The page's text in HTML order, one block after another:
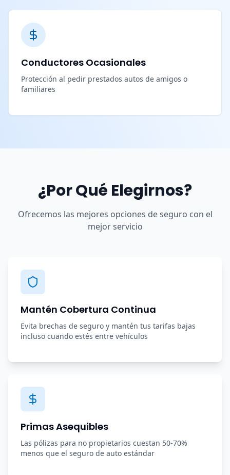
Conductores Ocasionales
Protección al pedir prestados autos de amigos o
familiares
¿Por Qué Elegirnos?
Ofrecemos las mejores opciones de seguro con el
mejor servicio
Mantén Cobertura Continua
Evita brechas de seguro y mantén tus tarifas bajas
incluso cuando estés entre vehículos
Primas Asequibles
Las pólizas para no propietarios cuestan 50-70%
menos que el seguro de auto estándar